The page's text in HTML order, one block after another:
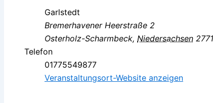
Garlstedt
Bremerhavener Heerstraße 2
Osterholz-Scharmbeck, Niedersachsen
Telefon
01775549877
Veranstaltungsort-Website anzeigen